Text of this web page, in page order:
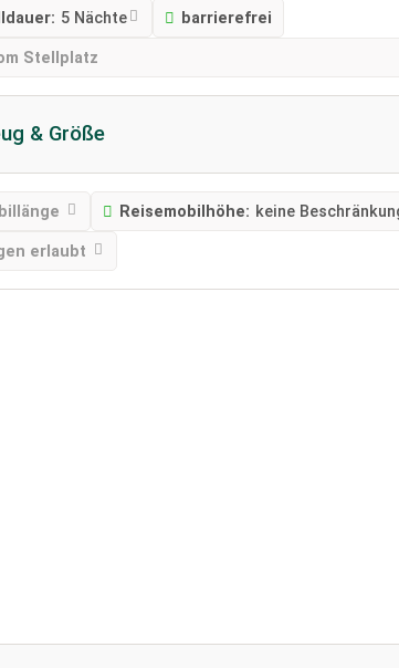
5 Nächte barrierefrei
Stellplatz
& Größe
Reisemobilhöhe: keine
erlaubt